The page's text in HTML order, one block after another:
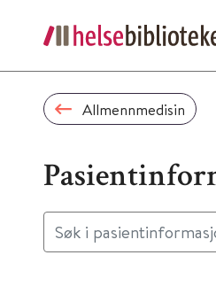
Allmennmedisin